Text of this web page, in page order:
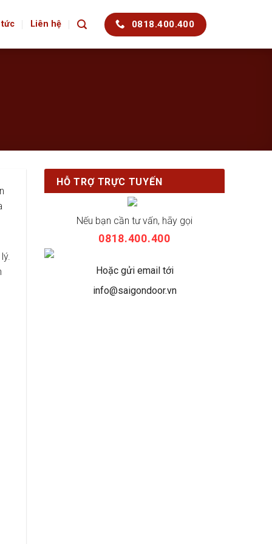
Liên hệ 0818.400.400
HỖ TRỢ TRỰC TUYẾN
Nếu bạn cần tư vấn, hãy gọi
0818.400.400
Hoặc gửi email tới
info@saigondoor.vn